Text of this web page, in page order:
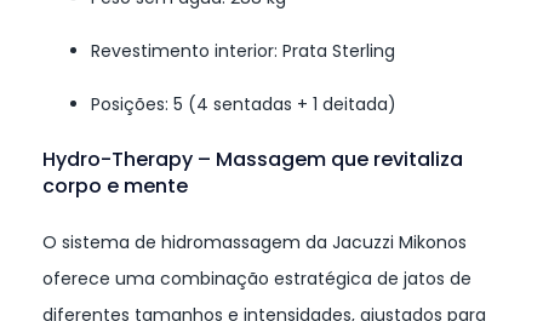
Revestimento interior: Prata Sterling
Posições: 5 (4 sentadas + 1 deitada)
Hydro-Therapy – Massagem que revitaliza
corpo e mente
O sistema de hidromassagem da Jacuzzi Mikonos
oferece uma combinação estratégica de jatos de
diferentes tamanhos e intensidades, ajustados para